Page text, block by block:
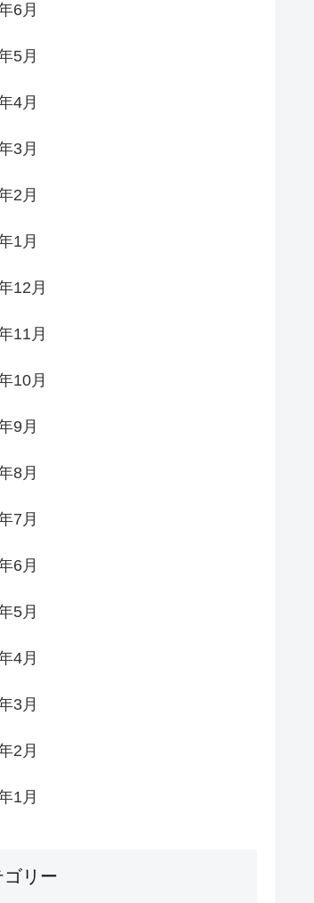
6月
5月
4月
3月
2月
1月
12月
11月
10月
9月
8月
7月
6月
5月
4月
3月
2月
1月
ゴリー